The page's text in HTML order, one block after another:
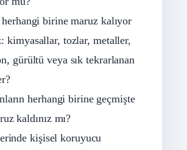
herhangi birine maruz kalıyor
kimyasallar, tozlar, metaller,
gürültü veya sık tekrarlanan
herhangi birine geçmişte
kaldınız mı?
kişisel koruyucu